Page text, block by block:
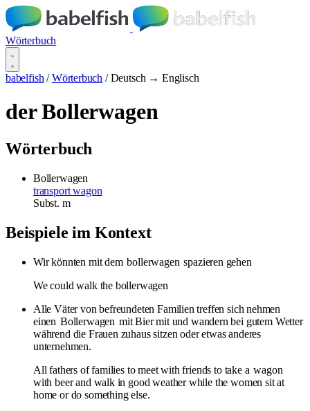
Wörterbuch
babelfish / Wörterbuch / Deutsch → Englisch
der Bollerwagen
Wörterbuch
Bollerwagen
transport wagon
Subst. m
Beispiele im Kontext
Wir könnten mit dem bollerwagen spazieren gehen
We could walk the bollerwagen
Alle Väter von befreundeten Familien treffen sich nehmen
einen Bollerwagen mit Bier mit und wandern bei gutem Wetter
während die Frauen zuhaus sitzen oder etwas anderes
unternehmen.
All fathers of families to meet with friends to take a wagon
with beer and walk in good weather while the women sit at
home or do something else.